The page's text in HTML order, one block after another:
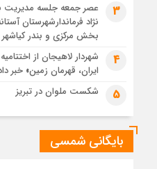
تصاویر هوایی مراسم تشییع
مراسم تشییع پیکر مطهر آقای
تصاویری از تراکم جمعیت
اشرف
3
عصر جمعه جلسه
نژاد فرماندارشهرستان
بخش مرکزی و بندر کیاشهر
4
شهردار لاهیجان از
ایران، قهرمان زمین» خبر
5 شکست ملوان در تبریز
بایگانی شمسی